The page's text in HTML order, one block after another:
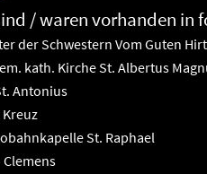
/ waren vorhanden in
der Schwestern Vom Guten
kath. Kirche St. Albertus
Antonius
St. Raphael